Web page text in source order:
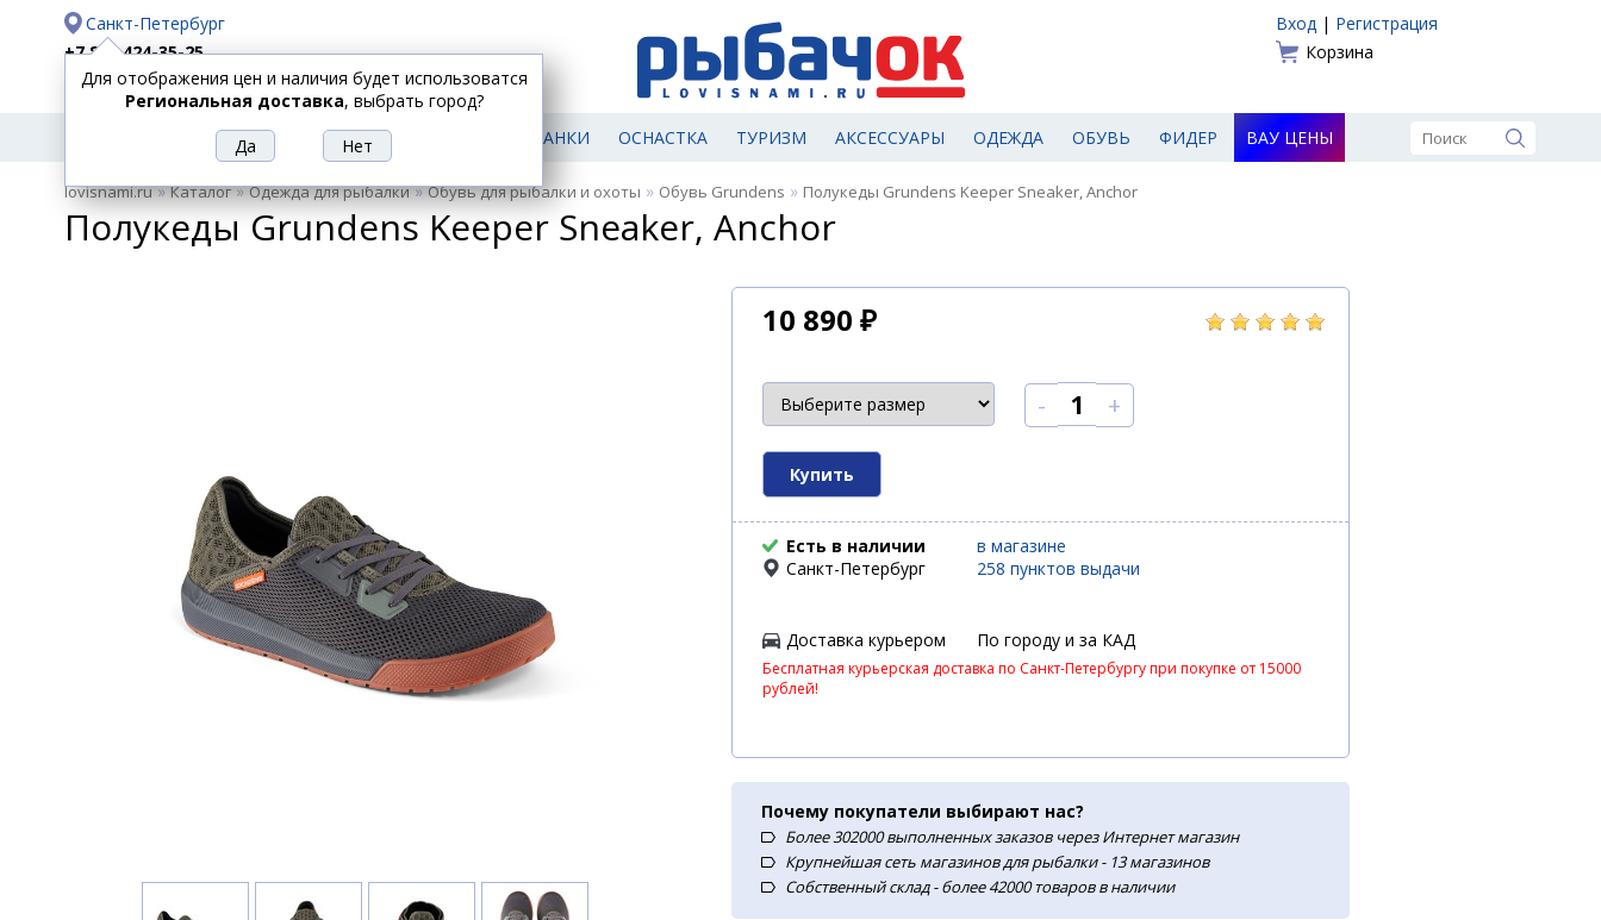
Санкт-Петербург
+7 812 424-35-25
Доставка
Оплата
Вход | Регистрация
Корзина
Для отображения цен и наличия будет использоватся
Региональная доставка, выбрать город?
РЫБОЛОВНЫЕ
ТОВАРЫ
СПИННИНГИ КАТУШКИ ПРИМАНКИ ОСНАСТКА ТУРИЗМ АКСЕССУАРЫ ОДЕЖДА ОБУВЬ ФИДЕР ВАУ ЦЕНЫ
lovisnami.ru»Каталог»Одежда для рыбалки»Обувь для рыбалки и охоты » Обувь Grundens » Полукеды Grundens Keeper Sneaker, Anchor
Полукеды Grundens Keeper Sneaker, Anchor
10 890 ₽
- +
Есть в наличии
в магазине
Санкт-Петербург
258 пунктов выдачи
Доставка курьером По городу и за КАД
Бесплатная курьерская доставка по Санкт-Петербургу при покупке от 15000
рублей!
Почему покупатели выбирают нас?
Более 302000 выполненных заказов через Интернет магазин
Крупнейшая сеть магазинов для рыбалки - 13 магазинов
Собственный склад - более 42000 товаров в наличии